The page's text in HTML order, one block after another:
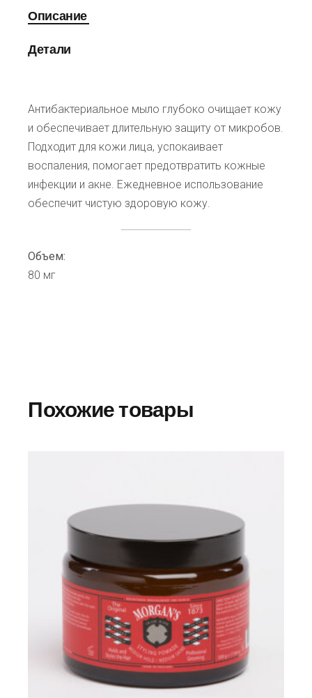
Описание
Детали
Антибактериальное мыло глубоко очищает кожу
и обеспечивает длительную защиту от микробов.
Подходит для кожи лица, успокаивает
воспаления, помогает предотвратить кожные
инфекции и акне. Ежедневное использование
обеспечит чистую здоровую кожу.
Объем:
80 мг
Похожие товары